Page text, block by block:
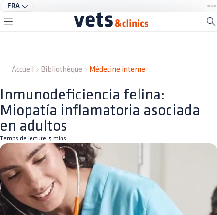
FRA
Accueil Bibliothèque Médecine interne
Inmunodeficiencia felina:
Miopatía inflamatoria asociada
en adultos
Temps de lecture: 5 mins